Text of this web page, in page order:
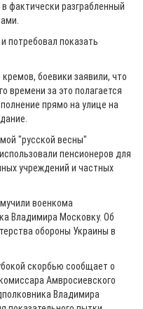
фактически разграбленный
потребовал показать
боевики заявили, что
времени за это полагается
прямо на улице на
"русской весны"
пенсионеров для
учреждений и частных
военкома
Владимира Московку. Об
обороны Украины в
скорбью сообщает о
Амвросиевского
Владимира